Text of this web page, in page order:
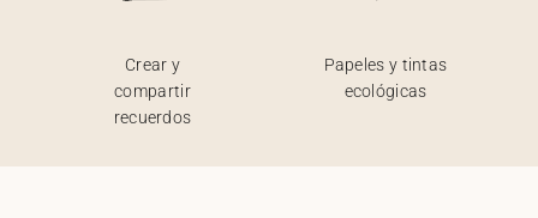
Crear y
compartir
recuerdos
Papeles y tintas
ecológicas